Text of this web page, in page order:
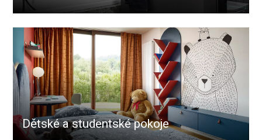
Dětské a studentské pokoje